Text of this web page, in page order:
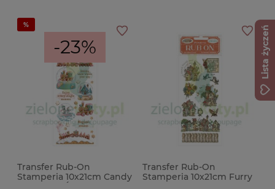
-23%
Transfer Rub-On
Stamperia 10x21cm Candy
Christmas Śnieżne Kule
Transfer Rub-On
Stamperia 10x21cm Furry
Lista życzeń